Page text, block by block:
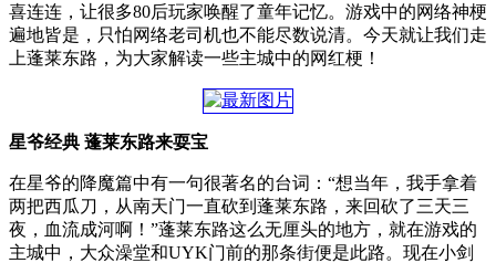
喜连连，让很多80后玩家唤醒了童年记忆。游戏中的网络神梗
遍地皆是，只怕网络老司机也不能尽数说清。今天就让我们走
上蓬莱东路，为大家解读一些主城中的网红梗！
星爷经典 蓬莱东路来耍宝
在星爷的降魔篇中有一句很著名的台词：“想当年，我手拿着
两把西瓜刀，从南天门一直砍到蓬莱东路，来回砍了三天三
夜，血流成河啊！”蓬莱东路这么无厘头的地方，就在游戏的
主城中，大众澡堂和UYK门前的那条街便是此路。现在小剑